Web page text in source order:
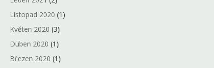
Listopad 2020 (1)
Květen 2020 (3)
Duben 2020 (1)
Březen 2020 (1)